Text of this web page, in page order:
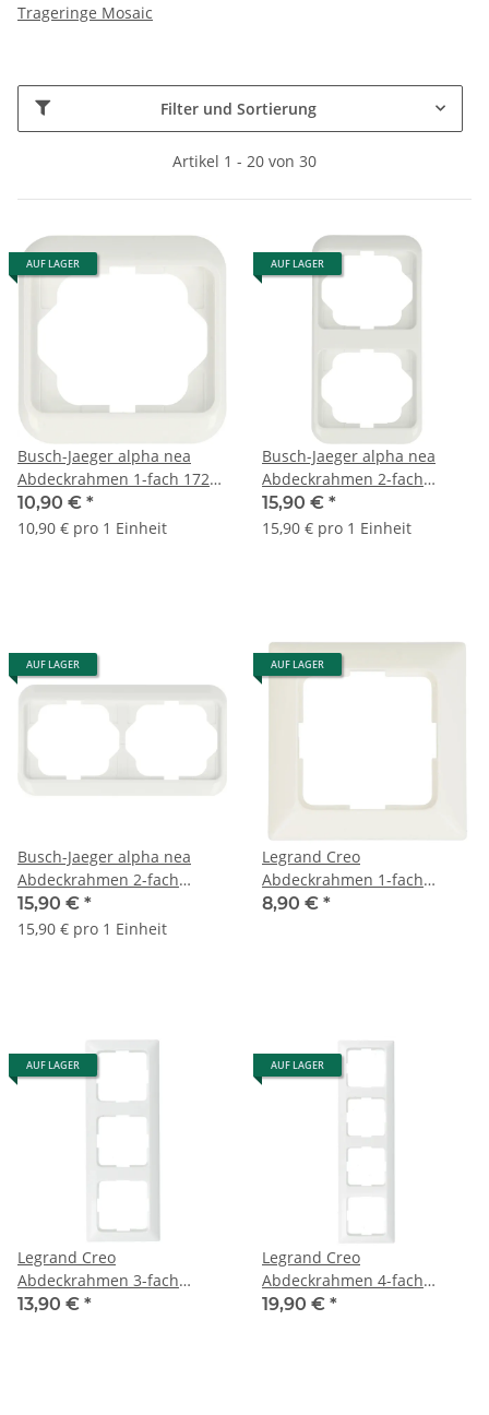
Trageringe Mosaic
Filter und Sortierung
Artikel 1 - 20 von 30
AUF LAGER
Busch-Jaeger alpha nea
Abdeckrahmen 1-fach 1721-
24G
10,90 € *
10,90 € pro 1 Einheit
AUF LAGER
Busch-Jaeger alpha nea
Abdeckrahmen 2-fach
senkrecht 1732-24G
15,90 € *
15,90 € pro 1 Einheit
AUF LAGER
Busch-Jaeger alpha nea
Abdeckrahmen 2-fach
waagerecht 1722-24G
15,90 € *
15,90 € pro 1 Einheit
AUF LAGER
Legrand Creo
Abdeckrahmen 1-fach
776201
8,90 € *
AUF LAGER
Legrand Creo
Abdeckrahmen 3-fach
776203
13,90 € *
AUF LAGER
Legrand Creo
Abdeckrahmen 4-fach
776204
19,90 € *